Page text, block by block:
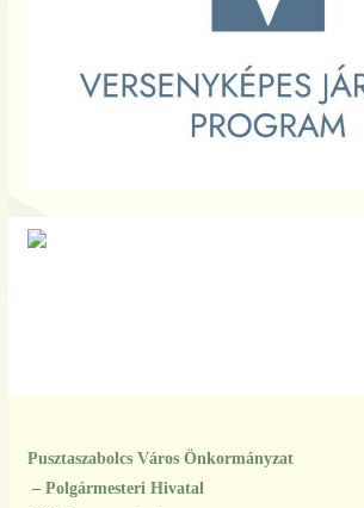
Pusztaszabolcs Város Önkormányzat
– Polgármesteri Hivatal